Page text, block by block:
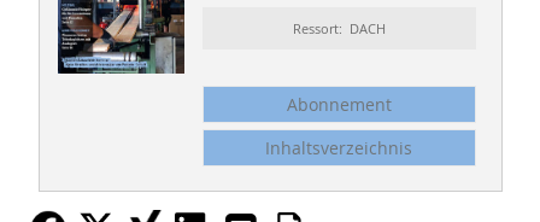
Ressort: DACH
Abonnement
Inhaltsverzeichnis